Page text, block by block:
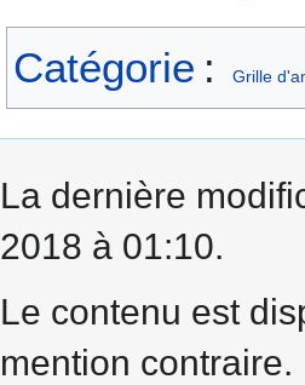
Catégorie : Grille
La dernière
2018 à 01:10.
Le contenu est
mention contraire.